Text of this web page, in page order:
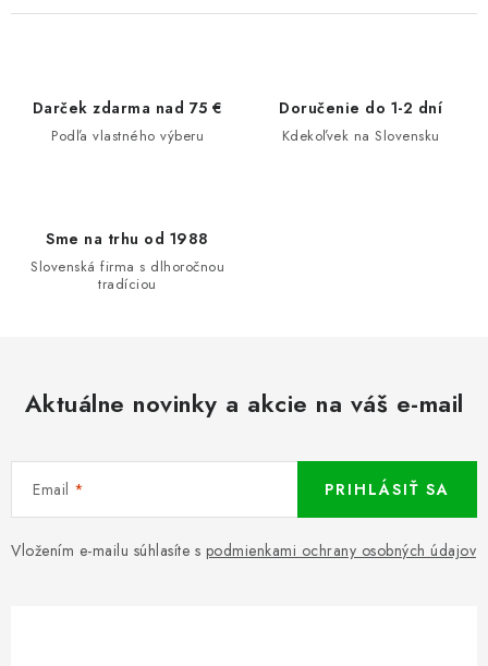
Darček zdarma nad 75 €
Podľa vlastného výberu
Doručenie do 1-2 dní
Kdekoľvek na Slovensku
Sme na trhu od 1988
Slovenská firma s dlhoročnou
tradíciou
Aktuálne novinky a akcie na váš e-mail
Email
Vložením e-mailu súhlasíte s podmienkami ochrany osobných údajov
PRIHLÁSIŤ SA